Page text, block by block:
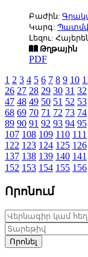
Բաժին:
Կարգ:
Լեզու:
Թղթային
PDF
1 2 3 4 5 6 7 8 9 10
26 27 28 29 30 31 32
47 48 49 50 51 52 53
68 69 70 71 72 73 74
89 90 91 92 93 94 95
107 108 109 110 111
122 123 124 125 126
137 138 139 140 141
152 153 154 155 156
Որոնում
Որոնել